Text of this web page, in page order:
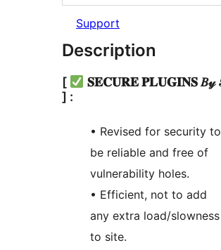
Support
Description
[
𝐒𝐄𝐂𝐔𝐑𝐄 𝐏𝐋𝐔𝐆𝐈𝐍𝐒 𝐵𝓎
] :
• Revised for security to
be reliable and free of
vulnerability holes.
• Efficient, not to add
any extra load/slowness
to site.